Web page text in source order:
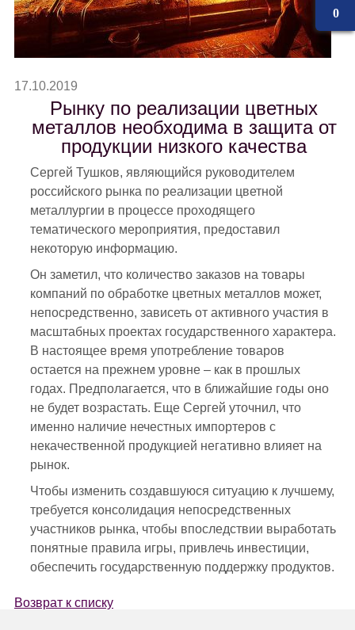
17.10.2019
Рынку по реализации цветных
металлов необходима в защита от
продукции низкого качества
Сергей Тушков, являющийся руководителем
российского рынка по реализации цветной
металлургии в процессе проходящего
тематического мероприятия, предоставил
некоторую информацию.
Он заметил, что количество заказов на товары
компаний по обработке цветных металлов может,
непосредственно, зависеть от активного участия в
масштабных проектах государственного характера.
В настоящее время употребление товаров
остается на прежнем уровне – как в прошлых
годах. Предполагается, что в ближайшие годы оно
не будет возрастать. Еще Сергей уточнил, что
именно наличие нечестных импортеров с
некачественной продукцией негативно влияет на
рынок.
Чтобы изменить создавшуюся ситуацию к лучшему,
требуется консолидация непосредственных
участников рынка, чтобы впоследствии выработать
понятные правила игры, привлечь инвестиции,
обеспечить государственную поддержку продуктов.
Возврат к списку
0